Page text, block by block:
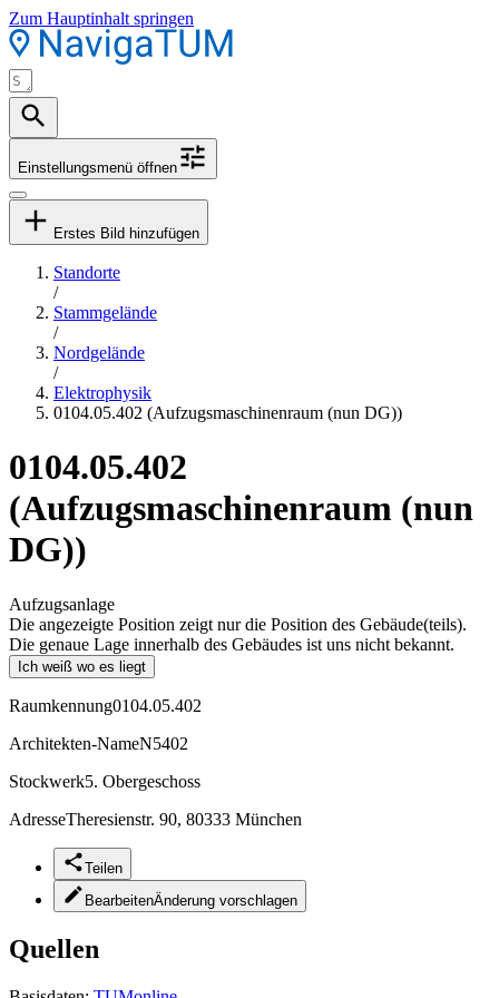
Zum Hauptinhalt springen
Einstellungsmenü öffnen
Erstes Bild hinzufügen
Standorte
/
Stammgelände
/
Nordgelände
/
Elektrophysik
0104.05.402 (Aufzugsmaschinenraum (nun DG))
0104.05.402
(Aufzugsmaschinenraum (nun
DG))
Aufzugsanlage
Die angezeigte Position zeigt nur die Position des Gebäude(teils).
Die genaue Lage innerhalb des Gebäudes ist uns nicht bekannt.
Ich weiß wo es liegt
Raumkennung0104.05.402
Architekten-NameN5402
Stockwerk5. Obergeschoss
AdresseTheresienstr. 90, 80333 München
Teilen
BearbeitenÄnderung vorschlagen
Quellen